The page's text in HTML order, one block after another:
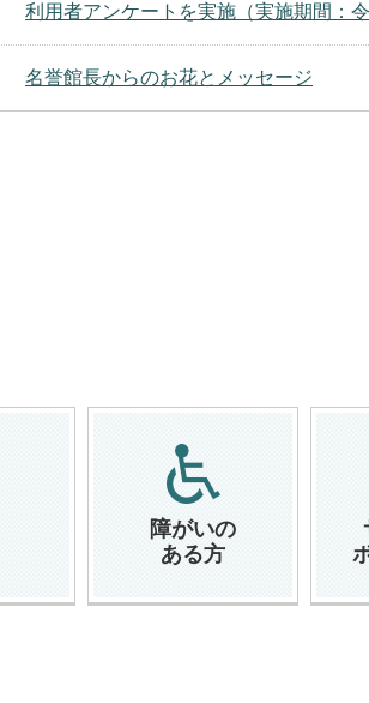
利用者アンケートを実施（実施期間：
名誉館長からのお花とメッセージ
障がいの
ある方